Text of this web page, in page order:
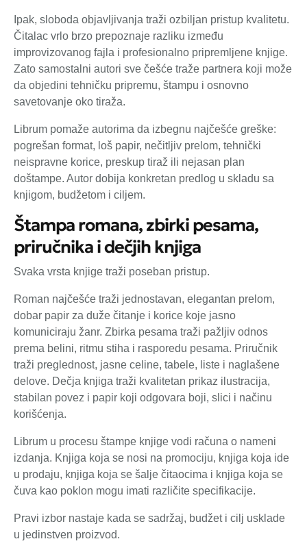
Ipak, sloboda objavljivanja traži ozbiljan pristup kvalitetu.
Čitalac vrlo brzo prepoznaje razliku između
improvizovanog fajla i profesionalno pripremljene knjige.
Zato samostalni autori sve češće traže partnera koji može
da objedini tehničku pripremu, štampu i osnovno
savetovanje oko tiraža.
Librum pomaže autorima da izbegnu najčešće greške:
pogrešan format, loš papir, nečitljiv prelom, tehnički
neispravne korice, preskup tiraž ili nejasan plan
doštampe. Autor dobija konkretan predlog u skladu sa
knjigom, budžetom i ciljem.
Štampa romana, zbirki pesama,
priručnika i dečjih knjiga
Svaka vrsta knjige traži poseban pristup.
Roman najčešće traži jednostavan, elegantan prelom,
dobar papir za duže čitanje i korice koje jasno
komuniciraju žanr. Zbirka pesama traži pažljiv odnos
prema belini, ritmu stiha i rasporedu pesama. Priručnik
traži preglednost, jasne celine, tabele, liste i naglašene
delove. Dečja knjiga traži kvalitetan prikaz ilustracija,
stabilan povez i papir koji odgovara boji, slici i načinu
korišćenja.
Librum u procesu štampe knjige vodi računa o nameni
izdanja. Knjiga koja se nosi na promociju, knjiga koja ide
u prodaju, knjiga koja se šalje čitaocima i knjiga koja se
čuva kao poklon mogu imati različite specifikacije.
Pravi izbor nastaje kada se sadržaj, budžet i cilj usklade
u jedinstven proizvod.